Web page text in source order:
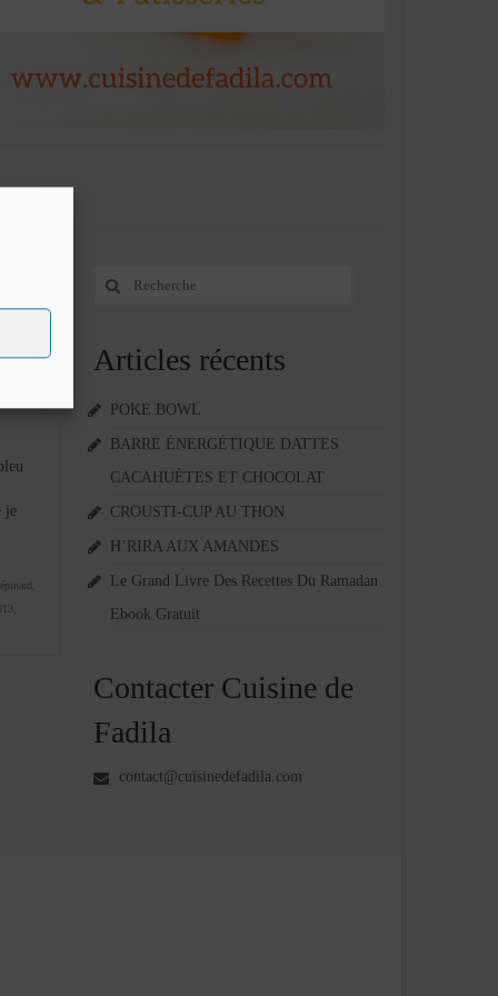
DÉC 2013
je
épinard,
,
Rechercher
Articles récents
POKE BOWL
BARRE ÉNERGÉTIQUE DATTES
CACAHUÈTES ET CHOCOLAT
CROUSTI-CUP AU THON
H’RIRA AUX AMANDES
Le Grand Livre Des Recettes Du Ramadan
Ebook Gratuit
Contacter Cuisine de
Fadila
contact@cuisinedefadila.com